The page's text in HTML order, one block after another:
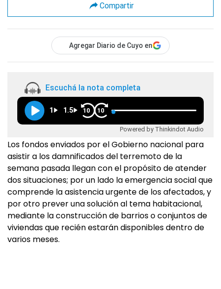
Compartir
Agregar Diario de Cuyo en
Escuchá la nota completa
1 1.5 10 10
Powered by Thinkindot Audio
Los fondos enviados por el Gobierno nacional para
asistir a los damnificados del terremoto de la
semana pasada llegan con el propósito de atender
dos situaciones; por un lado la emergencia social que
comprende la asistencia urgente de los afectados, y
por otro prever una solución al tema habitacional,
mediante la construcción de barrios o conjuntos de
viviendas que recién estarán disponibles dentro de
varios meses.